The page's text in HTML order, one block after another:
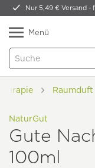
Nur 5,49 € Versand -
Menü
Raumduft
NaturGut
Gute
100ml